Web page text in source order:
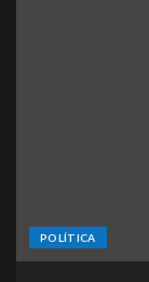
POLÍTICA